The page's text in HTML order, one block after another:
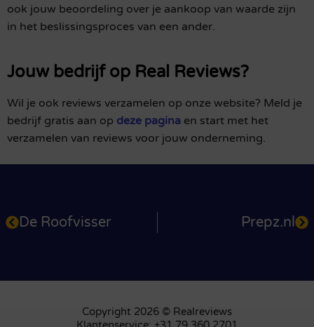
ook jouw beoordeling over je aankoop van waarde zijn
in het beslissingsproces van een ander.
Jouw bedrijf op Real Reviews?
Wil je ook reviews verzamelen op onze website? Meld je
bedrijf gratis aan op deze pagina en start met het
verzamelen van reviews voor jouw onderneming.
De Roofvisser Prepz.nl
Copyright 2026 © Realreviews